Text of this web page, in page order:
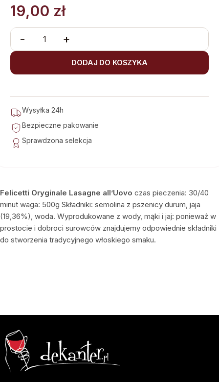
19,00 zł
- +
DODAJ DO KOSZYKA
Wysyłka 24h
Bezpieczne pakowanie
Sprawdzona selekcja
Felicetti Oryginale Lasagne all’Uovo czas pieczenia: 30/40
minut waga: 500g Składniki: semolina z pszenicy durum, jaja
(19,36%), woda. Wyprodukowane z wody, mąki i jaj: ponieważ w
prostocie i dobroci surowców znajdujemy odpowiednie składniki
do stworzenia tradycyjnego włoskiego smaku.